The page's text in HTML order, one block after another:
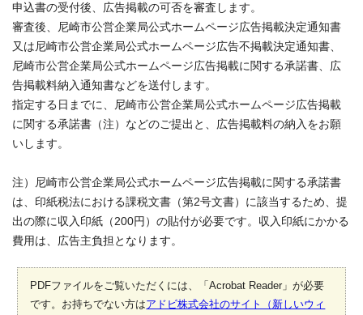
申込書の受付後、広告掲載の可否を審査します。
審査後、尼崎市公営企業局公式ホームページ広告掲載決定通知書
又は尼崎市公営企業局公式ホームページ広告不掲載決定通知書、
尼崎市公営企業局公式ホームページ広告掲載に関する承諾書、広
告掲載料納入通知書などを送付します。
指定する日までに、尼崎市公営企業局公式ホームページ広告掲載
に関する承諾書（注）などのご提出と、広告掲載料の納入をお願
いします。
注）尼崎市公営企業局公式ホームページ広告掲載に関する承諾書
は、印紙税法における課税文書（第2号文書）に該当するため、提
出の際に収入印紙（200円）の貼付が必要です。収入印紙にかかる
費用は、広告主負担となります。
PDFファイルをご覧いただくには、「Acrobat Reader」が必要
です。お持ちでない方はアドビ株式会社のサイト（新しいウィ